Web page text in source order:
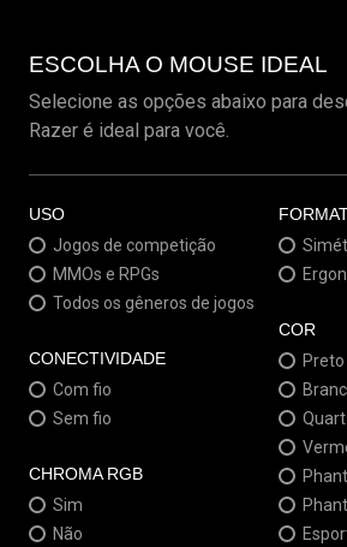
ESCOLHA O MOUSE IDEAL
Selecione as opções abaixo para
Razer é ideal para você.
USO
Jogos de competição
MMOs e RPGs
Todos os gêneros de jogos
CONECTIVIDADE
Com fio
Sem fio
CHROMA RGB
Sim
Não
COR
Preto